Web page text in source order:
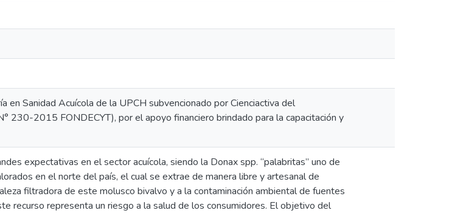
en Sanidad Acuícola de la UPCH subvencionado por Cienciactiva del
230-2015 FONDECYT), por el apoyo financiero brindado para la capacitación y
expectativas en el sector acuícola, siendo la Donax spp. “palabritas” uno de
en el norte del país, el cual se extrae de manera libre y artesanal de
filtradora de este molusco bivalvo y a la contaminación ambiental de fuentes
recurso representa un riesgo a la salud de los consumidores. El objetivo del